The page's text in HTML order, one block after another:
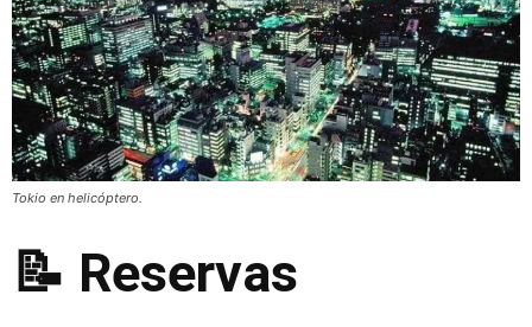
Tokio en helicóptero.
📝 Reservas